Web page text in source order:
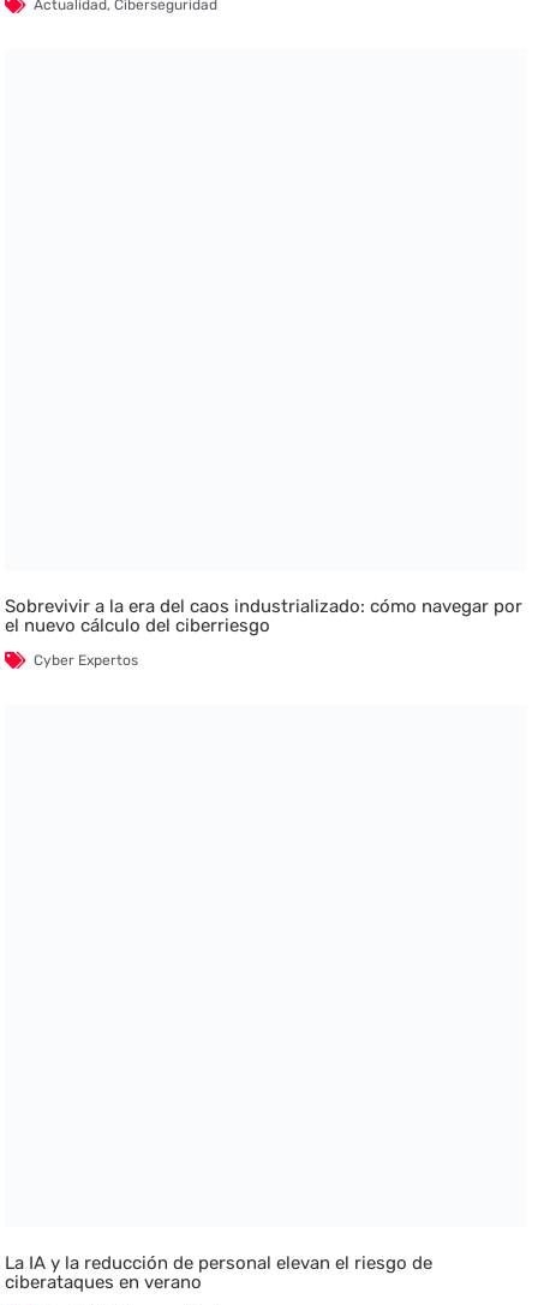
Actualidad,Ciberseguridad
Sobrevivir a la era del caos industrializado: cómo navegar por
el nuevo cálculo del ciberriesgo
Cyber Expertos
La IA y la reducción de personal elevan el riesgo de
ciberataques en verano